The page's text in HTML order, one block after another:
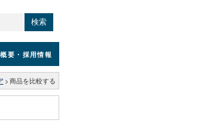
検索
要 ・採用情報
> 商品を比較する